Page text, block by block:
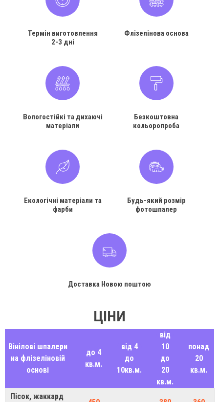
Термін виготовлення
2-3 дні
Флізелінова основа
Вологостійкі та дихаючі
матеріали
Безкоштовна
кольоропроба
Екологічні матеріали та
фарби
Будь-який розмір
фотошпалер
Доставка Новою поштою
ЦІНИ
Вінілові шпалери
на флізеліновій
основі
до 4
кв.м.
від 4
до
10кв.м.
від
10
до
20
кв.м.
понад
20
кв.м.
Пісок, жаккард